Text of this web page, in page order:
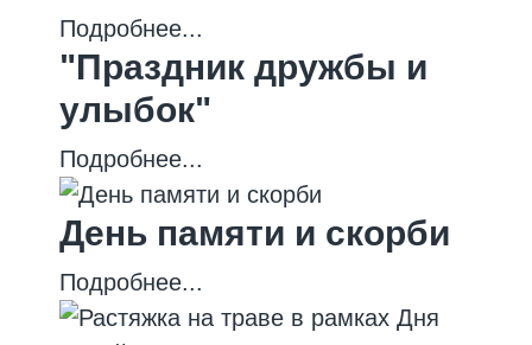
Подробнее...
"Праздник дружбы и
улыбок"
Подробнее...
День памяти и скорби
Подробнее...